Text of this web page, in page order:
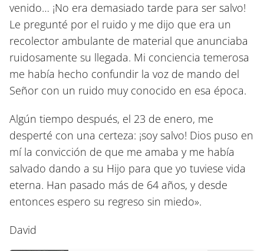
venido… ¡No era demasiado tarde para ser salvo!
Le pregunté por el ruido y me dijo que era un
recolector ambulante de material que anunciaba
ruidosamente su llegada. Mi conciencia temerosa
me había hecho confundir la voz de mando del
Señor con un ruido muy conocido en esa época.
Algún tiempo después, el 23 de enero, me
desperté con una certeza: ¡soy salvo! Dios puso en
mí la convicción de que me amaba y me había
salvado dando a su Hijo para que yo tuviese vida
eterna. Han pasado más de 64 años, y desde
entonces espero su regreso sin miedo».
David